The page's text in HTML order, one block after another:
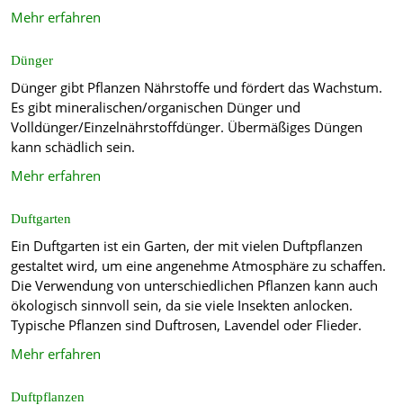
Mehr erfahren
Dünger
Dünger gibt Pflanzen Nährstoffe und fördert das Wachstum.
Es gibt mineralischen/organischen Dünger und
Volldünger/Einzelnährstoffdünger. Übermäßiges Düngen
kann schädlich sein.
Mehr erfahren
Duftgarten
Ein Duftgarten ist ein Garten, der mit vielen Duftpflanzen
gestaltet wird, um eine angenehme Atmosphäre zu schaffen.
Die Verwendung von unterschiedlichen Pflanzen kann auch
ökologisch sinnvoll sein, da sie viele Insekten anlocken.
Typische Pflanzen sind Duftrosen, Lavendel oder Flieder.
Mehr erfahren
Duftpflanzen